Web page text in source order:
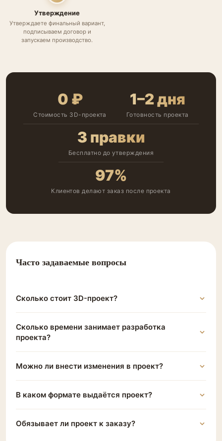
Утверждение
Утверждаете финальный вариант,
подписываем договор и
запускаем производство.
0 ₽
Стоимость 3D-проекта
1–2 дня
Готовность проекта
3 правки
Бесплатно до утверждения
97%
Клиентов делают заказ после проекта
Часто задаваемые вопросы
Сколько стоит 3D-проект?
Сколько времени занимает разработка
проекта?
Можно ли внести изменения в проект?
В каком формате выдаётся проект?
Обязывает ли проект к заказу?